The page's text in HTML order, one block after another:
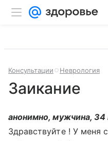
Консультации Неврология
Заикание
анонимно, мужчина, 34
Здравствуйте ! У меня